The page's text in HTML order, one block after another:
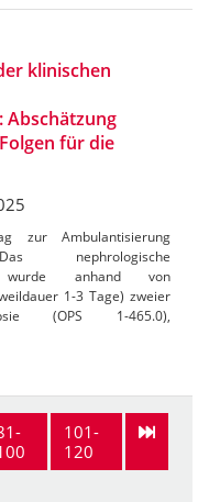
klinischen
für die
zur Ambulantisierung
nephrologische
wurde anhand von
1-3 Tage) zweier
(OPS 1-465.0),
101-
120